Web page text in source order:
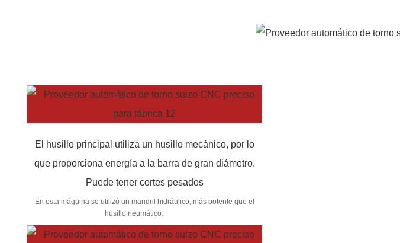
El husillo principal utiliza un husillo mecánico, por lo
que proporciona energía a la barra de gran diámetro.
Puede tener cortes pesados
En esta máquina se utilizó un mandril hidráulico, más potente que el
husillo neumático.